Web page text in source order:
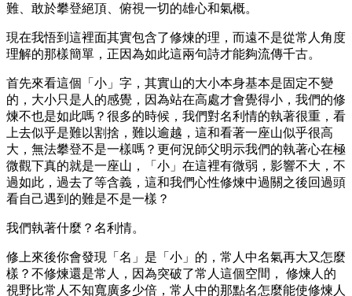
難、敢於攀登絕頂、俯視一切的雄心和氣概。
現在我悟到這裡面其實包含了修煉的理，而遠不是從常人角度
理解的那樣簡單，正因為如此這兩句詩才能夠流傳千古。
首先來看這個「小」字，其實山的大小本身基本是固定不變
的，大小只是人的感覺，因為站在高處才會覺得小，我們的修
煉不也是如此嗎？很多的時候，我們對名利情的執著很重，看
上去似乎是難以割捨，難以逾越，這和看著一座山似乎很高
大，無法攀登不是一樣嗎？更何況師父明示我們的執著心在極
微觀下真的就是一座山，「小」在這裡有微弱，影響不大，不
過如此，過去了等含義，這和我們心性修煉中過關之後回過頭
看自己遇到的難是不是一樣？
我們執著什麼？名利情。
修上來後你會發現「名」是「小」的，常人中名氣再大又怎麼
樣？不修煉還是常人，因為突破了常人這個空間， 修煉人的
視野比常人不知寬廣多少倍，常人中的那點名怎麼能使修煉人